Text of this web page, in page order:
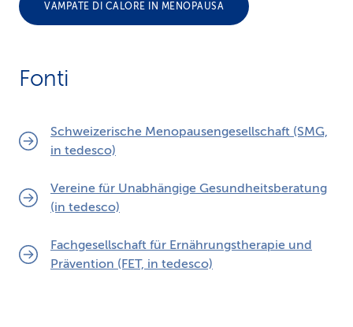
VAMPATE DI CALORE IN MENOPAUSA
Fonti
Schweizerische Menopausengesellschaft (SMG,
in tedesco)
Vereine für Unabhängige Gesundheitsberatung
(in tedesco)
Fachgesellschaft für Ernährungstherapie und
Prävention (FET, in tedesco)